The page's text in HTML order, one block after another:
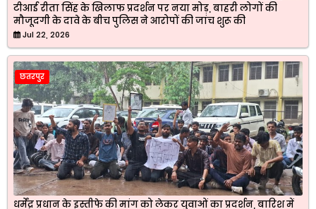
टीआई रीता सिंह के खिलाफ प्रदर्शन पर नया मोड़, बाहरी लोगों की
मौजूदगी के दावे के बीच पुलिस ने आरोपों की जांच शुरू की
Jul 22, 2026
छतरपुर
धर्मेंद्र प्रधान के इस्तीफे की मांग को लेकर युवाओं का प्रदर्शन, बारिश में